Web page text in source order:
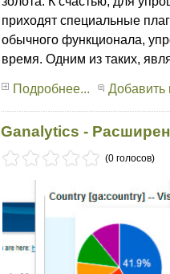
приходят специальные
обычного функционала,
время. Одним из таких,
Подробнее... Добавить
Ganalytics -
(0 голосов)